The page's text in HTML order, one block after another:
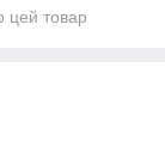
цей товар